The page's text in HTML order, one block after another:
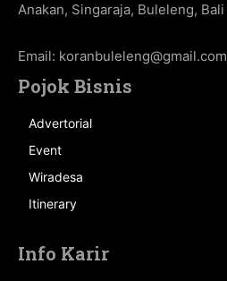
Anakan, Singaraja, Buleleng, Bali
Email: koranbuleleng@gmail.com
Pojok Bisnis
Advertorial
Event
Wiradesa
Itinerary
Info Karir